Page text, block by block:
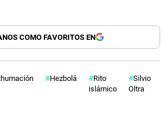
COMO FAVORITOS EN
Hezbolá
Rito
islámico
Silvio
Oltra